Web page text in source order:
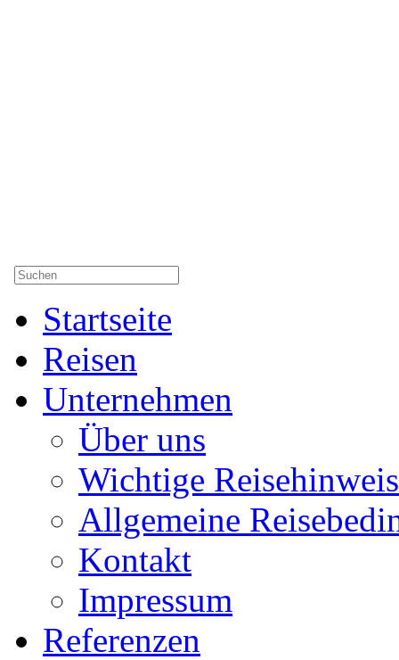
Startseite
Reisen
Unternehmen
Über uns
Wichtige
Allgemeine
Kontakt
Impressum
Referenzen